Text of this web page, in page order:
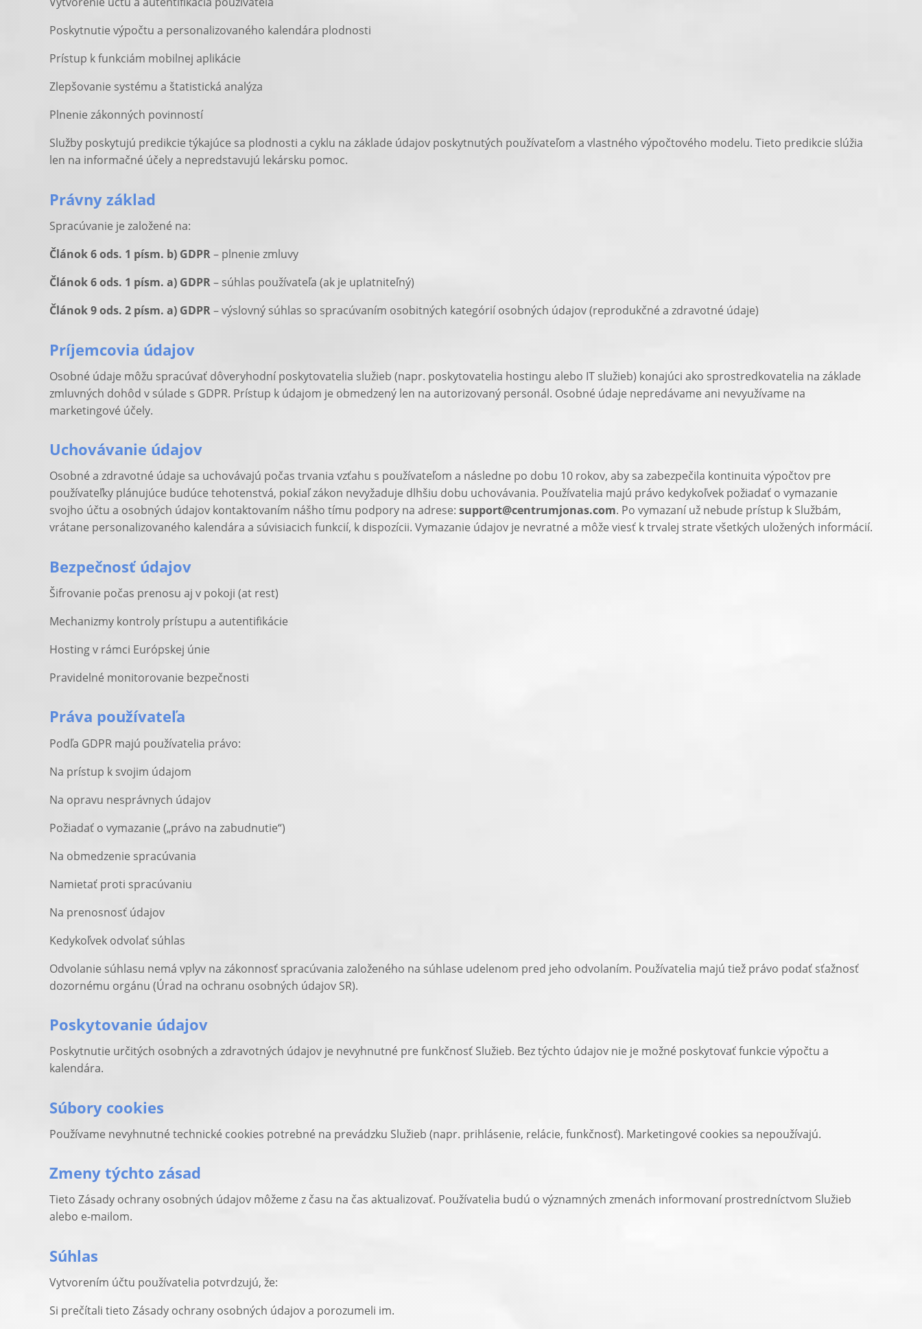
Poskytnutie výpočtu a personalizovaného kalendára plodnosti
Prístup k funkciám mobilnej aplikácie
Zlepšovanie systému a štatistická analýza
Plnenie zákonných povinností
Služby poskytujú predikcie týkajúce sa plodnosti a cyklu na základe údajov poskytnutých používateľom a vlastného výpočtového modelu. Tieto predikcie slúžia
len na informačné účely a nepredstavujú lekársku pomoc.
Právny základ
Spracúvanie je založené na:
Článok 6 ods. 1 písm. b) GDPR– plnenie zmluvy
Článok 6 ods. 1 písm. a) GDPR– súhlas používateľa (ak je uplatniteľný)
Článok 9 ods. 2 písm. a) GDPR– výslovný súhlas so spracúvaním osobitných kategórií osobných údajov (reprodukčné a zdravotné údaje)
Príjemcovia údajov
Osobné údaje môžu spracúvať dôveryhodní poskytovatelia služieb (napr. poskytovatelia hostingu alebo IT služieb) konajúci ako sprostredkovatelia na základe
zmluvných dohôd v súlade s GDPR. Prístup k údajom je obmedzený len na autorizovaný personál. Osobné údaje nepredávame ani nevyužívame na
marketingové účely.
Uchovávanie údajov
Osobné a zdravotné údaje sa uchovávajú počas trvania vzťahu s používateľom a následne po dobu 10 rokov, aby sa zabezpečila kontinuita výpočtov pre
používateľky plánujúce budúce tehotenstvá, pokiaľ zákon nevyžaduje dlhšiu dobu uchovávania. Používatelia majú právo kedykoľvek požiadať o vymazanie
svojho účtu a osobných údajov kontaktovaním nášho tímu podpory na adrese: support@centrumjonas.com. Po vymazaní už nebude prístup k Službám,
vrátane personalizovaného kalendára a súvisiacich funkcií, k dispozícii. Vymazanie údajov je nevratné a môže viesť k trvalej strate všetkých uložených informácií.
Bezpečnosť údajov
Šifrovanie počas prenosu aj v pokoji (at rest)
Mechanizmy kontroly prístupu a autentifikácie
Hosting v rámci Európskej únie
Pravidelné monitorovanie bezpečnosti
Práva používateľa
Podľa GDPR majú používatelia právo:
Na prístup k svojim údajom
Na opravu nesprávnych údajov
Požiadať o vymazanie („právo na zabudnutie“)
Na obmedzenie spracúvania
Namietať proti spracúvaniu
Na prenosnosť údajov
Kedykoľvek odvolať súhlas
Odvolanie súhlasu nemá vplyv na zákonnosť spracúvania založeného na súhlase udelenom pred jeho odvolaním. Používatelia majú tiež právo podať sťažnosť
dozornému orgánu (Úrad na ochranu osobných údajov SR).
Poskytovanie údajov
Poskytnutie určitých osobných a zdravotných údajov je nevyhnutné pre funkčnosť Služieb. Bez týchto údajov nie je možné poskytovať funkcie výpočtu a
kalendára.
Súbory cookies
Používame nevyhnutné technické cookies potrebné na prevádzku Služieb (napr. prihlásenie, relácie, funkčnosť). Marketingové cookies sa nepoužívajú.
Zmeny týchto zásad
Tieto Zásady ochrany osobných údajov môžeme z času na čas aktualizovať. Používatelia budú o významných zmenách informovaní prostredníctvom Služieb
alebo e-mailom.
Súhlas
Vytvorením účtu používatelia potvrdzujú, že:
Si prečítali tieto Zásady ochrany osobných údajov a porozumeli im.